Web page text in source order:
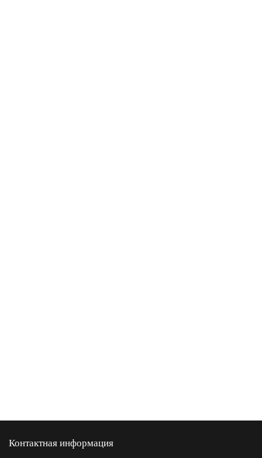
Контактная информация